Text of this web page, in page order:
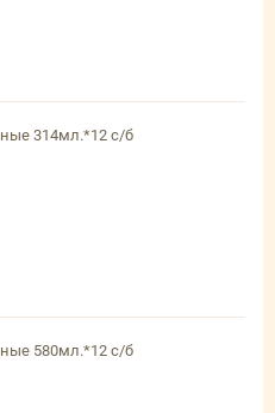
314мл.*12 с/б
580мл.*12 с/б